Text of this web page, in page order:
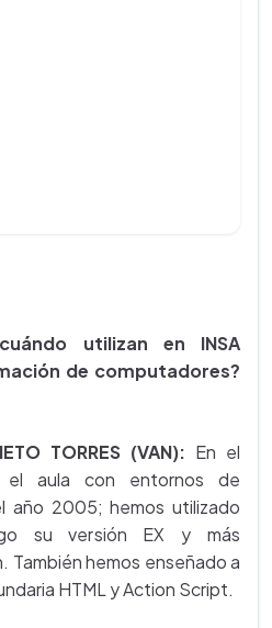
cuándo utilizan en INSA
de computadores?
TORRES (VAN): En el
aula con entornos de
año 2005; hemos utilizado
su versión EX y más
hemos enseñado a
HTML y Action Script.